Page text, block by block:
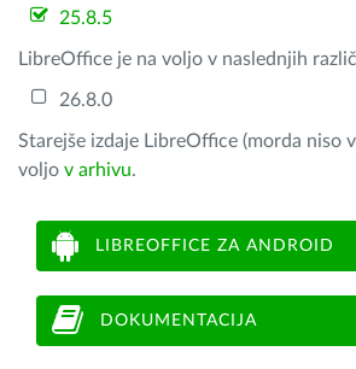
25.8.5
LibreOffice je na voljo v naslednjih
26.8.0
Starejše izdaje LibreOffice (morda niso
voljo v arhivu.
LIBREOFFICE ZA ANDROID
DOKUMENTACIJA